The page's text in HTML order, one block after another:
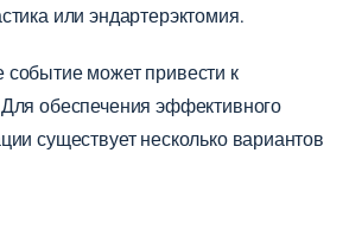
или эндартерэктомия.
может привести к
обеспечения эффективного
существует несколько вариантов